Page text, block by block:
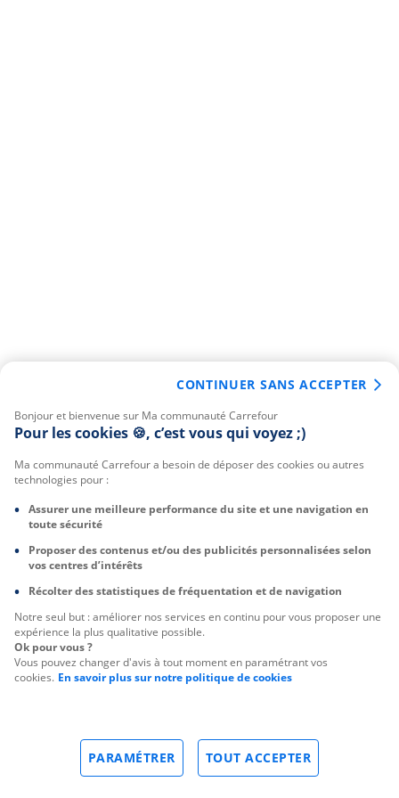
Bonjour et bienvenue sur Ma communauté Carrefour
Pour les cookies 🍪, c’est vous qui voyez ;)
Ma communauté Carrefour a besoin de déposer des cookies ou autres
technologies pour :
Assurer une meilleure performance du site et une navigation en
toute sécurité
Proposer des contenus et/ou des publicités personnalisées selon
vos centres d’intérêts
Récolter des statistiques de fréquentation et de navigation
Notre seul but : améliorer nos services en continu pour vous proposer une
expérience la plus qualitative possible.
Ok pour vous ?
Vous pouvez changer d'avis à tout moment en paramétrant vos
cookies. En savoir plus sur notre politique de cookies
TOUT ACCEPTER
PARAMÉTRER
CONTINUER SANS ACCEPTER